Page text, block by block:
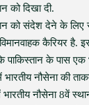
को दिखा दी.
को संदेश देने के लिए
कैरियर
पाकिस्तान के पास एक
नौसेना की
नौसेना 8वें